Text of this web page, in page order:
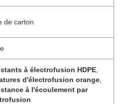
de carton
à électrofusion HDPE
d'électrofusion orange
à l'écoulement par